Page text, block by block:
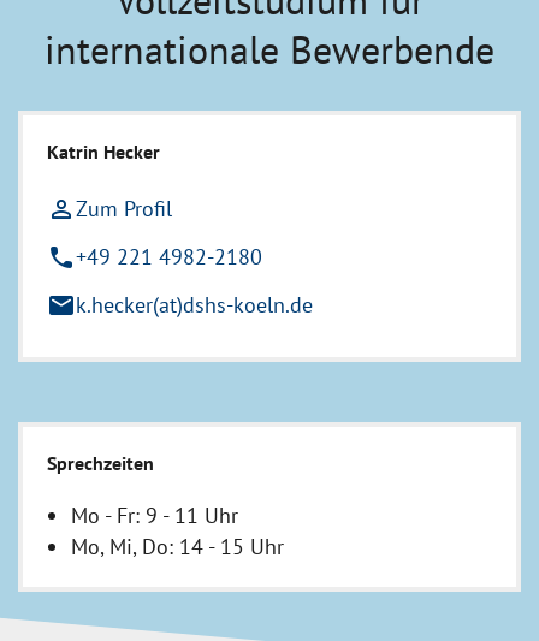
internationale Bewerbende
Katrin Hecker
person_outlineZum Profil
phone+49 221 4982-2180
mailk.hecker(at)dshs-koeln.de
Sprechzeiten
Mo - Fr: 9 - 11 Uhr
Mo, Mi, Do: 14 - 15 Uhr